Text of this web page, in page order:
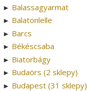
► Balassagyarmat
► Balatonlelle
► Barcs
► Békéscsaba
► Biatorbágy
► Budaörs (2 sklepy)
► Budapest (31 sklepy)